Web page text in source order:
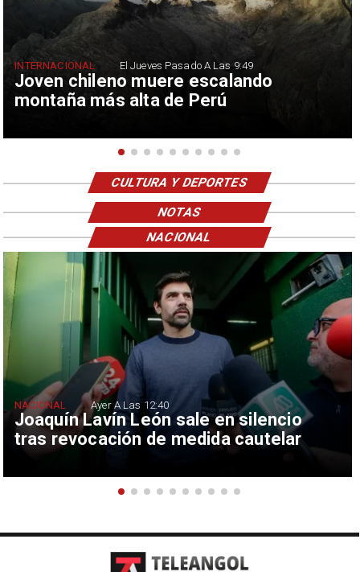
Joven chileno muere escalando
montaña más alta de Perú
INTERNACIONAL El Jueves Pasado A Las 9:49
CULTURA Y DEPORTES
NOTAS
Joaquín Lavín León sale en silencio
tras revocación de medida cautelar
NACIONAL Ayer A Las 12:40
NACIONAL